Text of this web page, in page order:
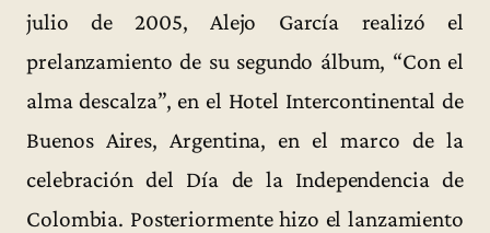
julio de 2005, Alejo García realizó el
prelanzamiento de su segundo álbum, “Con el
alma descalza”, en el Hotel Intercontinental de
Buenos Aires, Argentina, en el marco de la
celebración del Día de la Independencia de
Colombia. Posteriormente hizo el lanzamiento